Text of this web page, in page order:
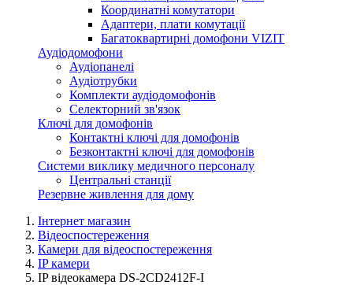
Координатні комутатори
Адаптери, плати комутації
Багатоквартирні домофони VIZIT
Аудіодомофони
Аудіопанелі
Аудіотрубки
Комплекти аудіодомофонів
Селекторний зв'язок
Ключі для домофонів
Контактні ключі для домофонів
Безконтактні ключі для домофонів
Системи виклику медичного персоналу
Центральні станції
Резервне живлення для дому
Інтернет магазин
Відеоспостереження
Камери для відеоспостереження
IP камери
IP відеокамера DS-2CD2412F-I